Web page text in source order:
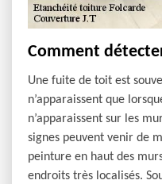
Comment
Une fuite de toit est
n’apparaissent que
n’apparaissent sur les
signes peuvent venir de
peinture en haut des
endroits très localisés.